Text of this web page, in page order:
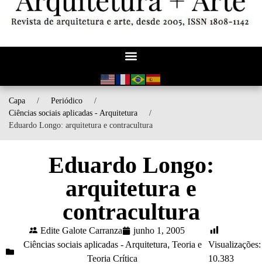
Capa / Periódico
/
Ciências sociais aplicadas - Arquitetura
/
Eduardo Longo: arquitetura e contracultura
Eduardo Longo:
arquitetura e
contracultura
Edite Galote Carranza
junho 1, 2005
Ciências sociais aplicadas - Arquitetura, Teoria e
Teoria Crítica
Visualizações:
10.383